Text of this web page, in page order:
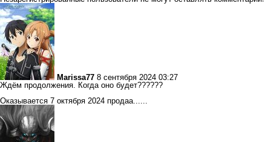
Marissa77 8 сентября 2024 03:27
Ждём продолжения. Когда оно будет??????
Оказывается 7 октября 2024 продаа......